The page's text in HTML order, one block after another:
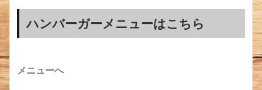
ハンバーガーメニューはこちら
メニューへ